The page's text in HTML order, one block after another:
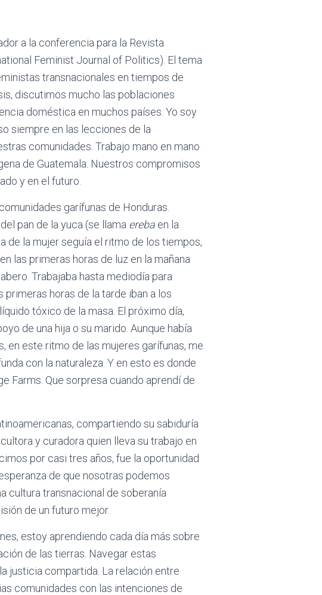
a la conferencia para la Revista
Feminist Journal of Politics). El tema
transnacionales en tiempos de
discutimos mucho las poblaciones
doméstica en muchos países. Yo soy
siempre en las lecciones de la
comunidades. Trabajo mano en mano
de Guatemala. Nuestros compromisos
y en el futuro.
garífunas de Honduras.
pan de la yuca (se llama ereba en la
de la mujer seguía el ritmo de los tiempos,
las primeras horas de luz en la mañana
Trabajaba hasta mediodía para
primeras horas de la tarde iban a los
tóxico de la masa. El próximo día,
de una hija o su marido. Aunque había
en este ritmo de las mujeres garífunas, me
con la naturaleza. Y en esto es donde
Farms. Que sorpresa cuando aprendí de
compartiendo su sabiduría
y curadora quien lleva su trabajo en
por casi tres años, fue la oportunidad
de que nosotras podemos
cultura transnacional de soberanía
de un futuro mejor.
estoy aprendiendo cada día más sobre
de las tierras. Navegar estas
justicia compartida. La relación entre
comunidades con las intenciones de